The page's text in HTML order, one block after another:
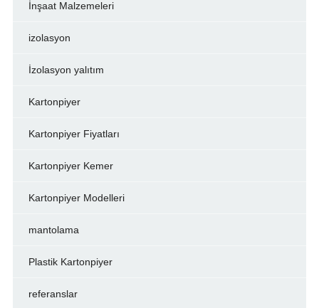
İnşaat Malzemeleri
izolasyon
İzolasyon yalıtım
Kartonpiyer
Kartonpiyer Fiyatları
Kartonpiyer Kemer
Kartonpiyer Modelleri
mantolama
Plastik Kartonpiyer
referanslar